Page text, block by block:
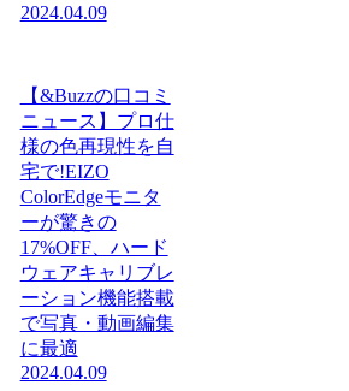
2024.04.09
【&Buzzの口コミ
ニュース】プロ仕
様の色再現性を自
宅で!EIZO
ColorEdgeモニタ
ーが驚きの
17%OFF、ハード
ウェアキャリブレ
ーション機能搭載
で写真・動画編集
に最適
2024.04.09